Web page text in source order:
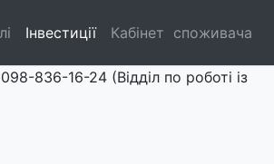
Інвестиції Кабінет споживача
836-16-24 (Відділ по роботі із